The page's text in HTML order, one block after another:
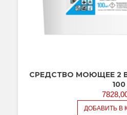
СРЕДСТВО МОЮЩЕЕ 2 В
100
ДОБАВИТЬ В